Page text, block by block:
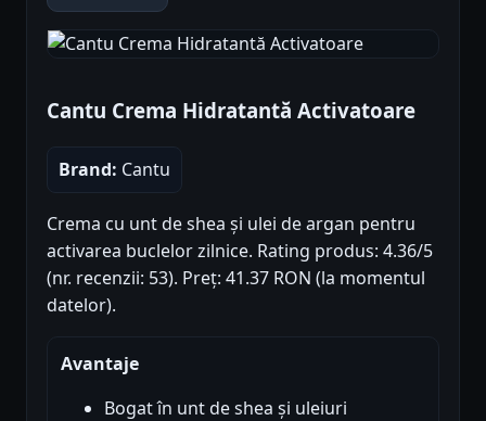
Cantu Crema Hidratantă Activatoare
Brand: Cantu
Crema cu unt de shea și ulei de argan pentru
activarea buclelor zilnice. Rating produs: 4.36/5
(nr. recenzii: 53). Preț: 41.37 RON (la momentul
datelor).
Avantaje
Bogat în unt de shea și uleiuri